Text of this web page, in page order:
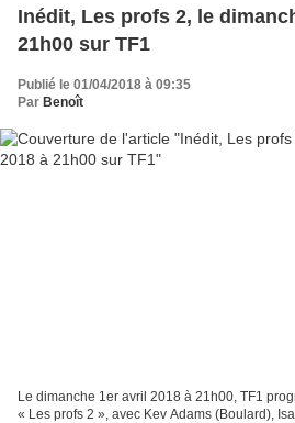
Inédit, Les profs 2, le
21h00 sur TF1
Publié le 01/04/2018 à 09:35
Par Benoît
Le dimanche 1er avril 2018 à 21h00, TF1
« Les profs 2 », avec Kev Adams (Boulard),